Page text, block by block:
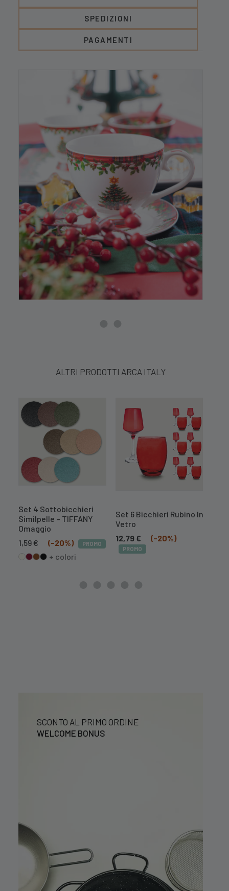
SPEDIZIONI
PAGAMENTI
ALTRI PRODOTTI ARCA ITALY
Set 4 Sottobicchieri
Similpelle – TIFFANY
Omaggio
Il
prezzo
originale
1,59€
prezzo
attuale
(-20%) PROMO
+ colori
Set 6 Bicchieri Rubino In
Vetro
12,79 € (-20%)
PROMO
SCONTO AL PRIMO ORDINE
WELCOME BONUS